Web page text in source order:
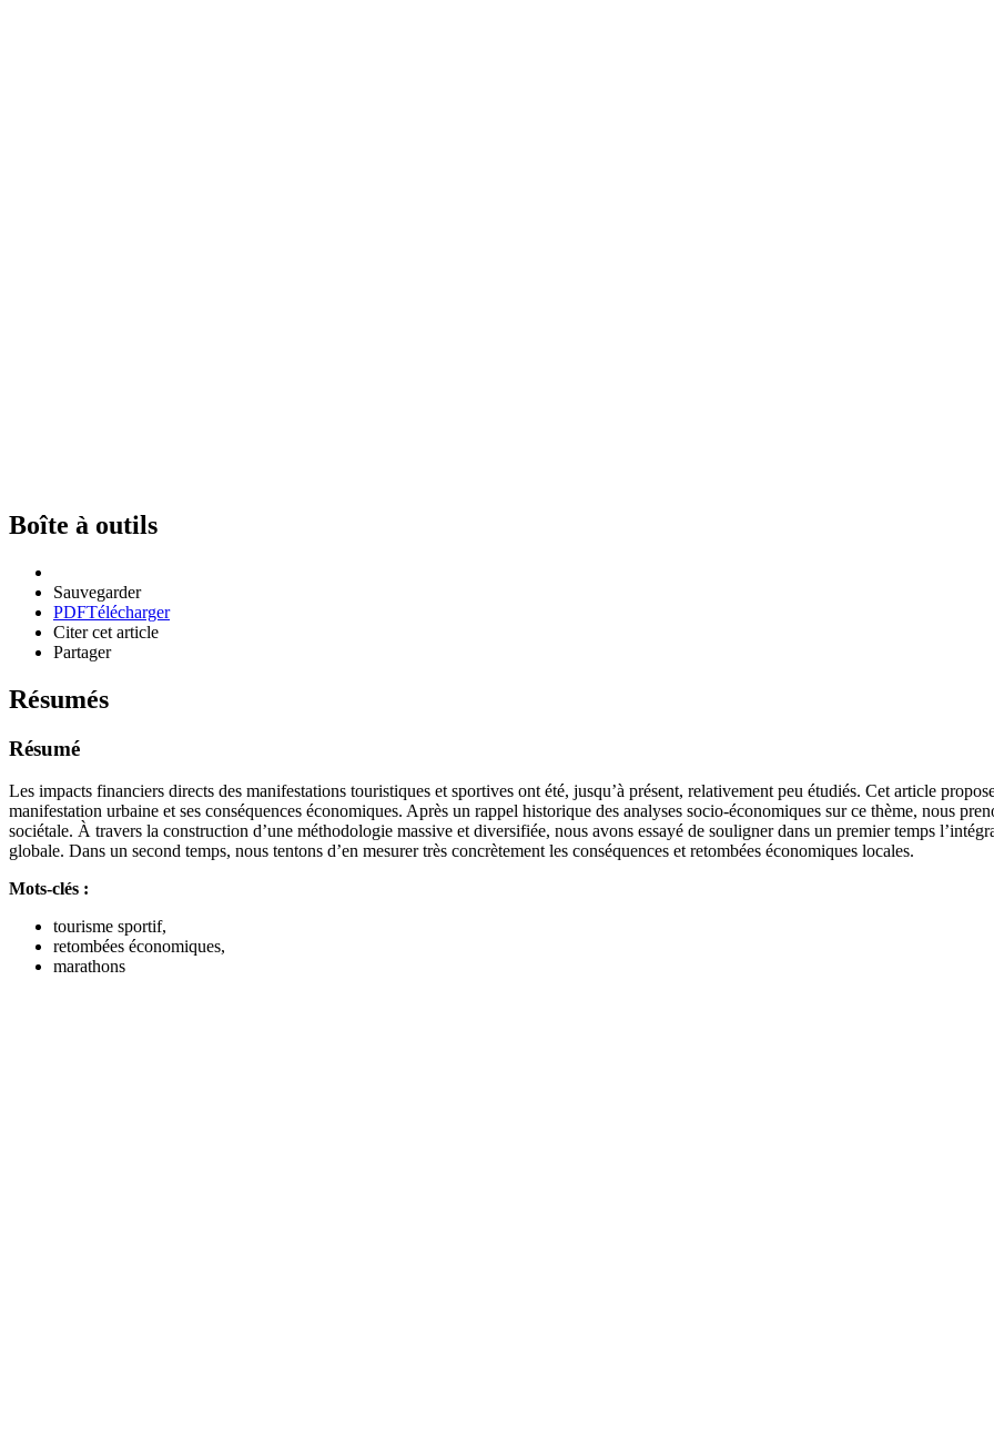
Boîte à outils
Sauvegarder
PDFTélécharger
Citer cet article
Partager
Résumés
Résumé
Les impacts financiers directs des manifestations touristiques et sportives ont été, jusqu’à présent, relativement peu étudiés. Cet article
manifestation urbaine et ses conséquences économiques. Après un rappel historique des analyses socio-économiques sur ce thème, nous
sociétale. À travers la construction d’une méthodologie massive et diversifiée, nous avons essayé de souligner dans un premier temps
globale. Dans un second temps, nous tentons d’en mesurer très concrètement les conséquences et retombées économiques locales.
Mots-clés :
tourisme sportif,
retombées économiques,
marathons